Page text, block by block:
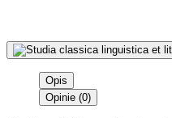
Opis
Opinie (0)